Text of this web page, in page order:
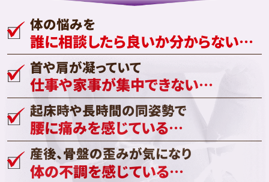
体の悩みを
誰に相談したら良いか分からない…
首や肩が凝っていて
仕事や家事が集中できない…
起床時や長時間の同姿勢で
腰に痛みを感じている…
産後、骨盤の歪みが気になり
体の不調を感じている…